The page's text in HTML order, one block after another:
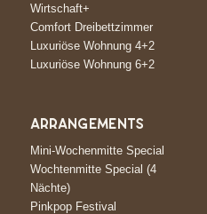
Wirtschaft+
Comfort Dreibettzimmer
Luxuriöse Wohnung 4+2
Luxuriöse Wohnung 6+2
ARRANGEMENTS
Mini-Wochenmitte Special
Wochtenmitte Special (4
Nächte)
Pinkpop Festival